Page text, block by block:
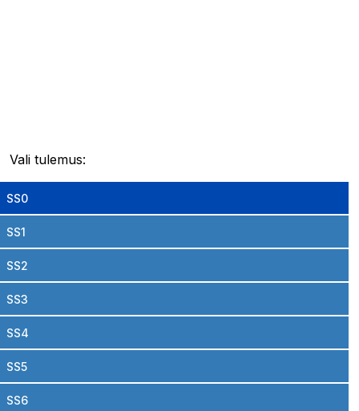
Vali tulemus:
SS0
SS1
SS2
SS3
SS4
SS5
SS6